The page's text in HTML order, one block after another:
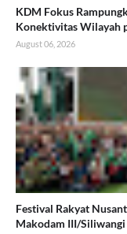
KDM Fokus
Konektivitas Wilayah
August 06, 2026
Festival Rakyat
Makodam III/Siliwangi